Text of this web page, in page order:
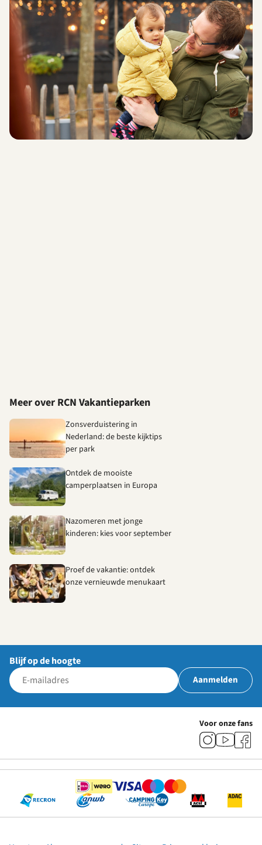
Meer over RCN Vakantieparken
Zonsverduistering in
Nederland: de beste kijktips
per park
Ontdek de mooiste
camperplaatsen in Europa
Nazomeren met jonge
kinderen: kies voor september
Proef de vakantie: ontdek
onze vernieuwde menukaart
Blijf op de hoogte
Aanmelden
Voor onze fans